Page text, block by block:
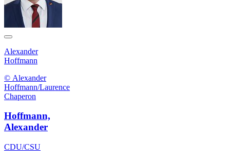
Alexander
Hoffmann
© Alexander
Hoffmann/Laurence
Chaperon
Hoffmann,
Alexander
CDU/CSU